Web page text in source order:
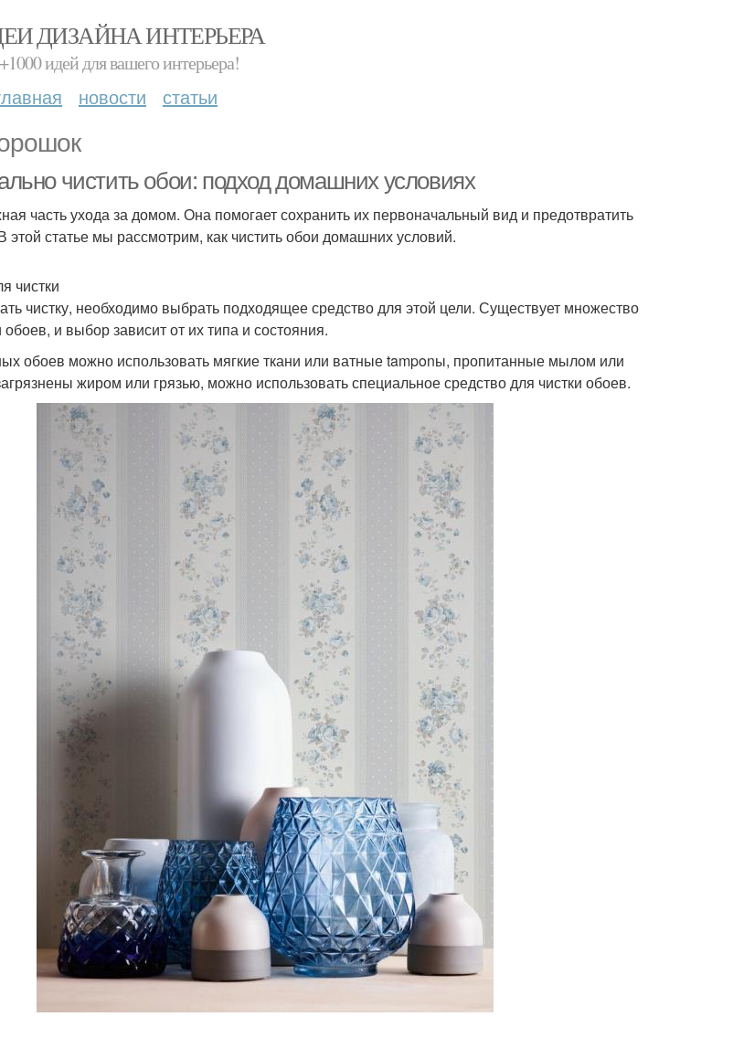
ДИЗАЙНА ИНТЕРЬЕРА
+1000 идей для вашего интерьера!
новости статьи
чистить обои: подход домашних условиях
часть ухода за домом. Она помогает сохранить их первоначальный вид и предотвратить
этой статье мы рассмотрим, как чистить обои домашних условий.
чистки
чистку, необходимо выбрать подходящее средство для этой цели. Существует множество
обоев, и выбор зависит от их типа и состояния.
обоев можно использовать мягкие ткани или ватные tamponы, пропитанные мылом или
жиром или грязью, можно использовать специальное средство для чистки обоев.